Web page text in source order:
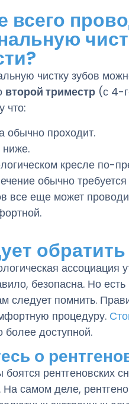
всего
чистку зубов
второй триместр (с 4-
что:
обычно проходит.
кресле по-
обычно
все еще может
ассоциация
безопасна. Но
помнить.
процедуру.
более доступной.
о
рентгеновских
На самом деле,